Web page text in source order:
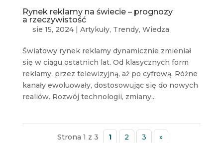
Rynek reklamy na świecie – prognozy
a rzeczywistość
sie 15, 2024| Artykuły, Trendy, Wiedza
Światowy rynek reklamy dynamicznie zmieniał
się w ciągu ostatnich lat. Od klasycznych form
reklamy, przez telewizyjną, aż po cyfrową. Różne
kanały ewoluowały, dostosowując się do nowych
realiów. Rozwój technologii, zmiany...
Strona 1 z 3 1 2 3 »